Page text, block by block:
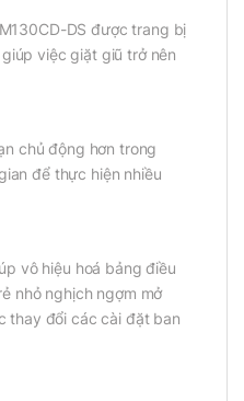
DS được trang bị
việc giặt giũ trở nên
chủ động hơn trong
để thực hiện nhiều
vô hiệu hoá bảng điều
nhỏ nghịch ngợm mở
thay đổi các cài đặt ban